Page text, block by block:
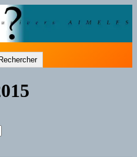
Rechercher